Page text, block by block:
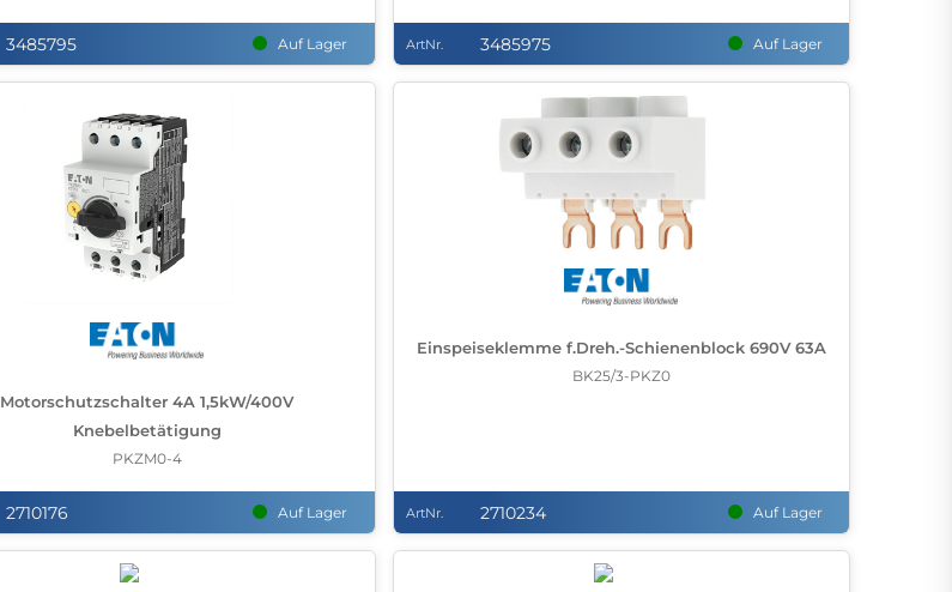
3485795 Auf Lager ArtNr. 3485975 Auf Lager
Motorschutzschalter 4A 1,5kW/400V
Knebelbetätigung
PKZM0-4
2710176 Auf Lager
Einspeiseklemme f.Dreh.-Schienenblock 690V 63A
BK25/3-PKZ0
ArtNr. 2710234 Auf Lager